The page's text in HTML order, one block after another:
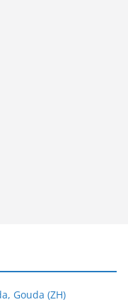
Gouda (ZH)